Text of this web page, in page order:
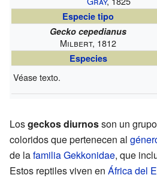
Especie tipo
Gecko cepedianus
Milbert, 1812
Especies
Véase texto.
Losgeckos diurnosson un
coloridos que pertenecen al
de lafamiliaGekkonidae, que
Estos reptiles viven en África del